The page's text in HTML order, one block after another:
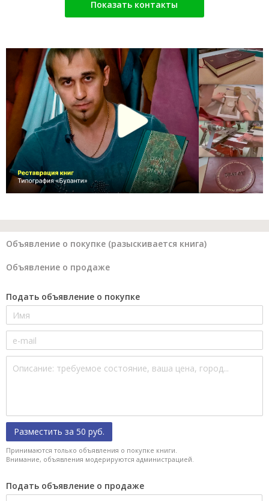
Показать контакты
Объявление о покупке (разыскивается книга)
Объявление о продаже
Подать объявление о покупке
Разместить за 50 руб.
Принимаются только объявления о покупке книги.
Внимание, объявления модерируются администрацией.
Подать объявление о продаже